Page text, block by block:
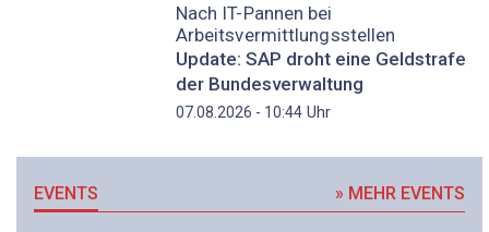
Nach IT-Pannen bei
Arbeitsvermittlungsstellen
Update: SAP droht eine Geldstrafe
der Bundesverwaltung
07.08.2026 - 10:44Uhr
EVENTS » MEHR EVENTS